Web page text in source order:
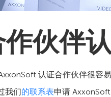
伙伴
认证合作伙伴很容
我们的联系表申请 AxxonSoft